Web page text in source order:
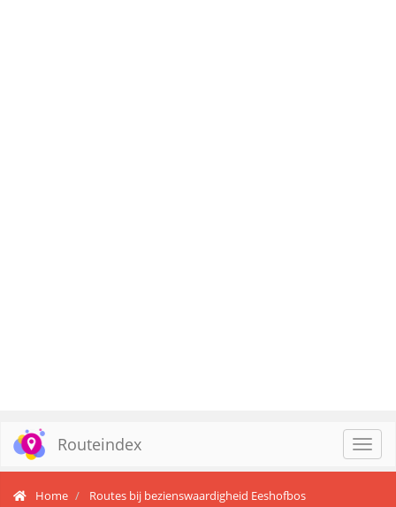
Routeindex
Home Routes bij bezienswaardigheid Eeshofbos